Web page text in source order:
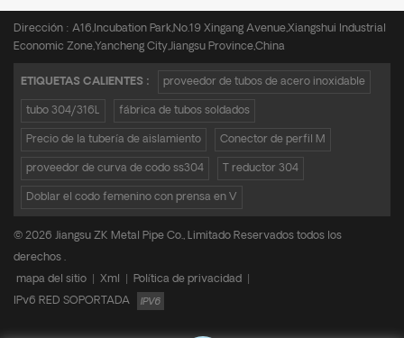
Dirección : A16,Incubation Park,No.19 Xingang Avenue,Xiangshui Industrial
Economic Zone,Yancheng City,Jiangsu Province,China
ETIQUETAS CALIENTES : proveedor de tubos de acero inoxidable
tubo 304/316L fábrica de tubos soldados
Precio de la tubería de aislamiento Conector de perfil M
proveedor de curva de codo ss304 T reductor 304
Doblar el codo femenino con prensa en V
© 2026 Jiangsu ZK Metal Pipe Co., Limitado Reservados todos los
derechos .
mapa del sitio
Xml Política de privacidad
IPv6 RED SOPORTADA